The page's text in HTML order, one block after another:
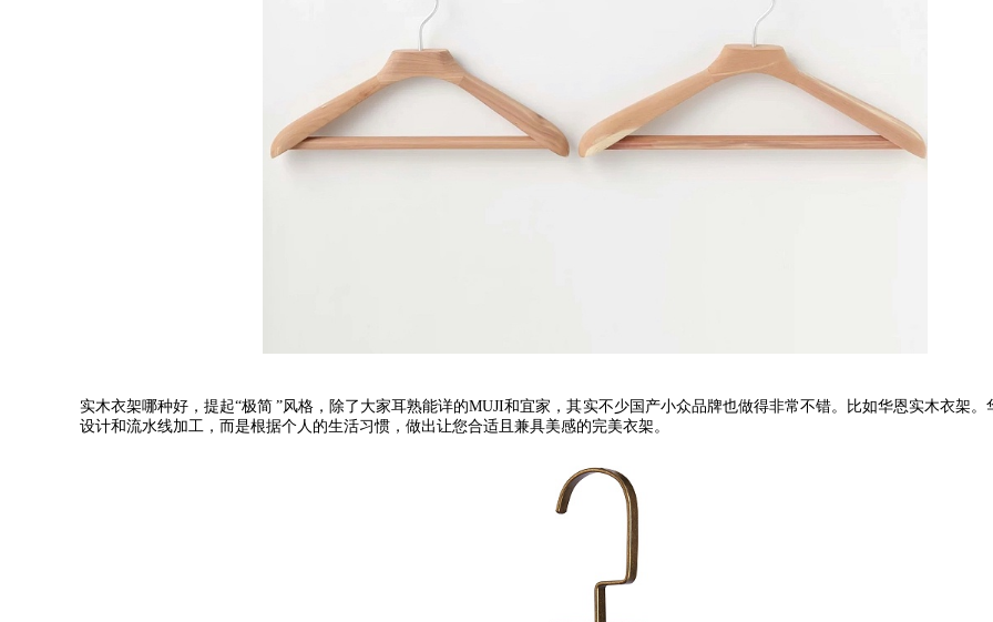
实木衣架哪种好，提起“极简 ”风格，除了大家耳熟能详的MUJI和宜家，其实不少国产小众品牌也做得非常不错。比如华恩实木衣架。
设计和流水线加工，而是根据个人的生活习惯，做出让您合适且兼具美感的完美衣架。